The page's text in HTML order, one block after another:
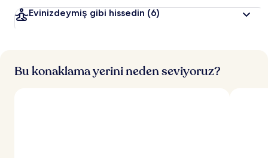
Evinizdeymiş gibi hissedin (6)
Bu konaklama yerini neden seviyoruz?